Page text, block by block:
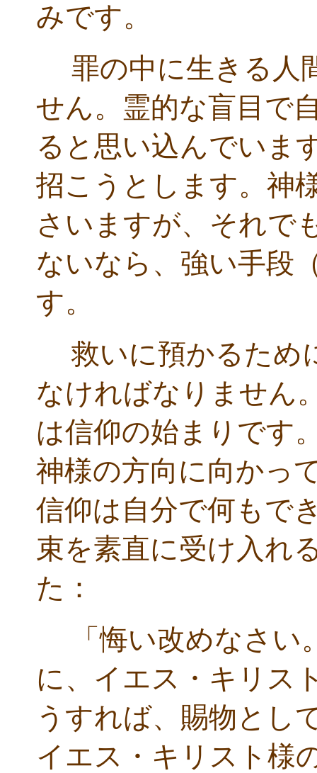
みです。
罪の中に生きる人
せん。霊的な盲目で
ると思い込んでいま
招こうとします。神
さいますが、それで
ないなら、強い手段
す。
救いに預かるため
なければなりません
は信仰の始まりです
神様の方向に向かっ
信仰は自分で何もで
束を素直に受け入れ
た：
「悔い改めなさい
に、イエス・キリス
うすれば、賜物とし
イエス・キリスト様